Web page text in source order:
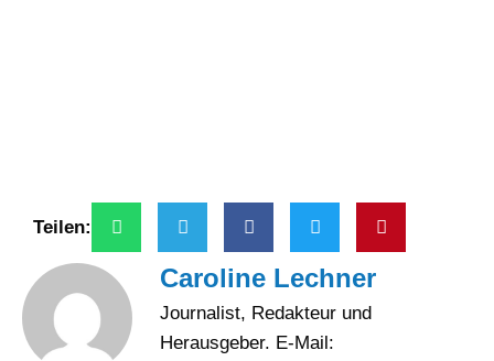
Teilen:
Caroline Lechner
Journalist, Redakteur und
Herausgeber. E-Mail: